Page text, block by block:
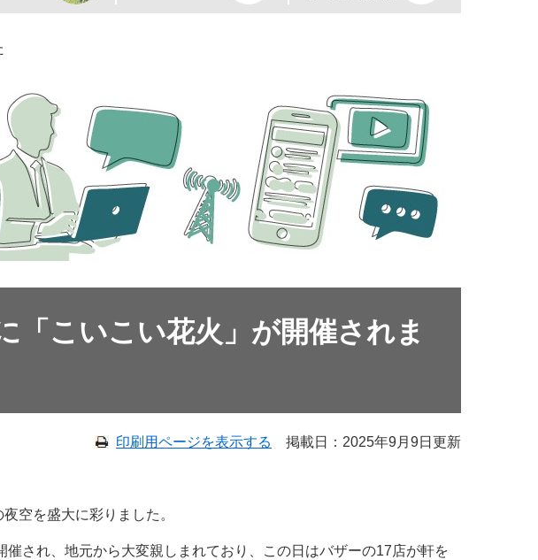
「こいこい花火」が開催されま
印刷用ページを表示する 掲載日：2025年9月9日更新
空を盛大に彩りました。
され、地元から大変親しまれており、この日はバザーの17店が軒を